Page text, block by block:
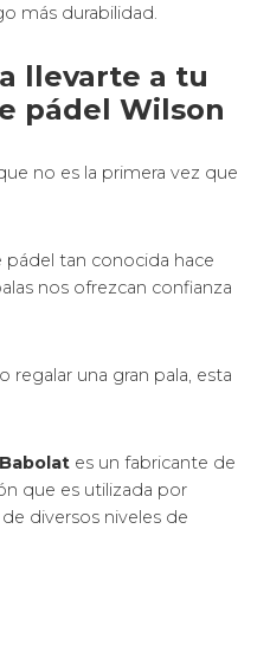
más durabilidad.
llevarte a tu
pádel Wilson
no es la primera vez que
pádel tan conocida hace
nos ofrezcan confianza
o regalar una gran pala, esta
Babolat es un fabricante de
que es utilizada por
diversos niveles de